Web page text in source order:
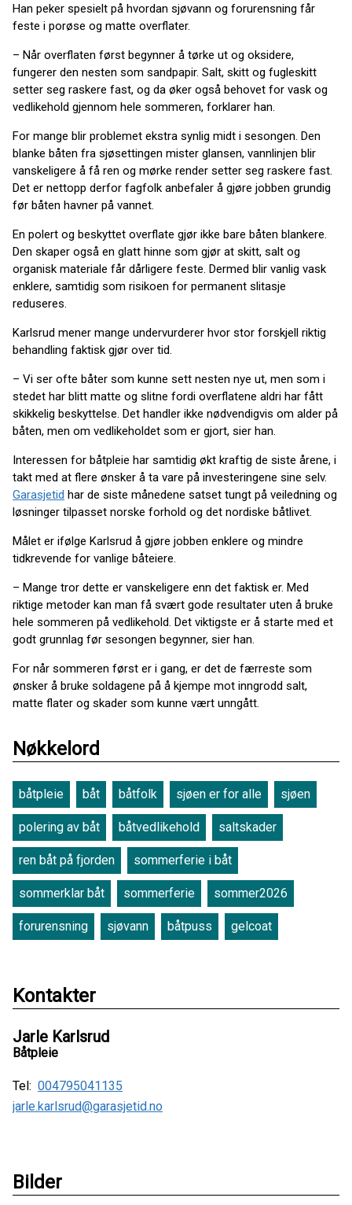
Han peker spesielt på hvordan sjøvann og forurensning får
feste i porøse og matte overflater.
– Når overflaten først begynner å tørke ut og oksidere,
fungerer den nesten som sandpapir. Salt, skitt og fugleskitt
setter seg raskere fast, og da øker også behovet for vask og
vedlikehold gjennom hele sommeren, forklarer han.
For mange blir problemet ekstra synlig midt i sesongen. Den
blanke båten fra sjøsettingen mister glansen, vannlinjen blir
vanskeligere å få ren og mørke render setter seg raskere fast.
Det er nettopp derfor fagfolk anbefaler å gjøre jobben grundig
før båten havner på vannet.
En polert og beskyttet overflate gjør ikke bare båten blankere.
Den skaper også en glatt hinne som gjør at skitt, salt og
organisk materiale får dårligere feste. Dermed blir vanlig vask
enklere, samtidig som risikoen for permanent slitasje
reduseres.
Karlsrud mener mange undervurderer hvor stor forskjell riktig
behandling faktisk gjør over tid.
– Vi ser ofte båter som kunne sett nesten nye ut, men som i
stedet har blitt matte og slitne fordi overflatene aldri har fått
skikkelig beskyttelse. Det handler ikke nødvendigvis om alder på
båten, men om vedlikeholdet som er gjort, sier han.
Interessen for båtpleie har samtidig økt kraftig de siste årene, i
takt med at flere ønsker å ta vare på investeringene sine selv.
Garasjetid har de siste månedene satset tungt på veiledning og
løsninger tilpasset norske forhold og det nordiske båtlivet.
Målet er ifølge Karlsrud å gjøre jobben enklere og mindre
tidkrevende for vanlige båteiere.
– Mange tror dette er vanskeligere enn det faktisk er. Med
riktige metoder kan man få svært gode resultater uten å bruke
hele sommeren på vedlikehold. Det viktigste er å starte med et
godt grunnlag før sesongen begynner, sier han.
For når sommeren først er i gang, er det de færreste som
ønsker å bruke soldagene på å kjempe mot inngrodd salt,
matte flater og skader som kunne vært unngått.
Nøkkelord
båtpleie båt båtfolk sjøen er for alle sjøen
polering av båt båtvedlikehold saltskader
ren båt på fjorden sommerferie i båt
sommerklar båt sommerferie sommer2026
forurensning sjøvann båtpuss gelcoat
Kontakter
Jarle Karlsrud
Båtpleie
Tel: 004795041135
jarle.karlsrud@garasjetid.no
Bilder